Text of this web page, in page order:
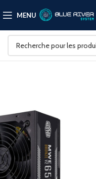
MENU